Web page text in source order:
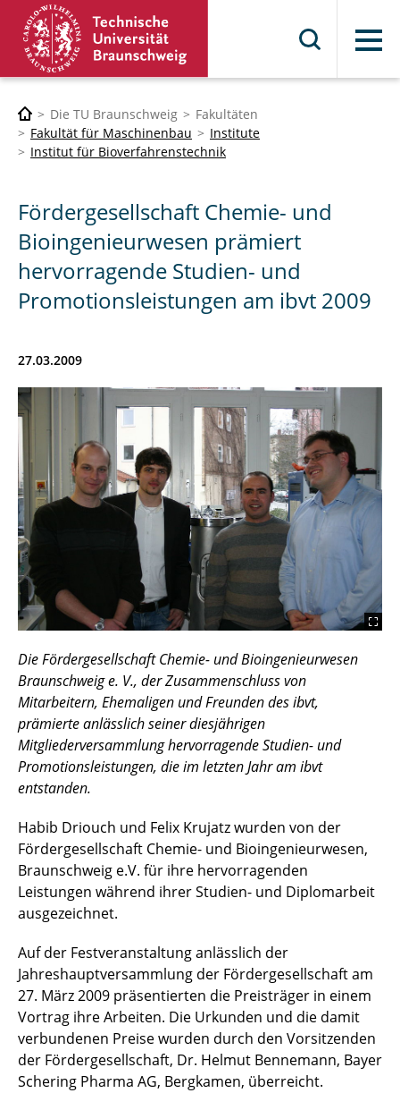
Menü
Die TU Braunschweig
Fakultäten
Fakultät für Maschinenbau
Institute
Institut für Bioverfahrenstechnik
Fördergesellschaft Chemie- und
Bioingenieurwesen prämiert
hervorragende Studien- und
Promotionsleistungen am ibvt 2009
27.03.2009
Die Fördergesellschaft Chemie- und Bioingenieurwesen
Braunschweig e. V., der Zusammenschluss von
Mitarbeitern, Ehemaligen und Freunden des ibvt,
prämierte anlässlich seiner diesjährigen
Mitgliederversammlung hervorragende Studien- und
Promotionsleistungen, die im letzten Jahr am ibvt
entstanden.
Habib Driouch und Felix Krujatz wurden von der
Fördergesellschaft Chemie- und Bioingenieurwesen,
Braunschweig e.V. für ihre hervorragenden
Leistungen während ihrer Studien- und Diplomarbeit
ausgezeichnet.
Auf der Festveranstaltung anlässlich der
Jahreshauptversammlung der Fördergesellschaft am
27. März 2009 präsentierten die Preisträger in einem
Vortrag ihre Arbeiten. Die Urkunden und die damit
verbundenen Preise wurden durch den Vorsitzenden
der Fördergesellschaft, Dr. Helmut Bennemann, Bayer
Schering Pharma AG, Bergkamen, überreicht.